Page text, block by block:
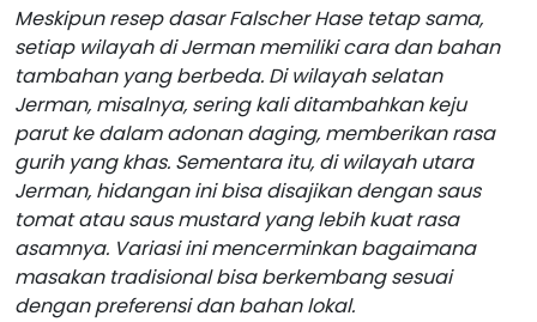
Meskipun resep dasar Falscher Hase tetap sama,
setiap wilayah di Jerman memiliki cara dan bahan
tambahan yang berbeda. Di wilayah selatan
Jerman, misalnya, sering kali ditambahkan keju
parut ke dalam adonan daging, memberikan rasa
gurih yang khas. Sementara itu, di wilayah utara
Jerman, hidangan ini bisa disajikan dengan saus
tomat atau saus mustard yang lebih kuat rasa
asamnya. Variasi ini mencerminkan bagaimana
masakan tradisional bisa berkembang sesuai
dengan preferensi dan bahan lokal.